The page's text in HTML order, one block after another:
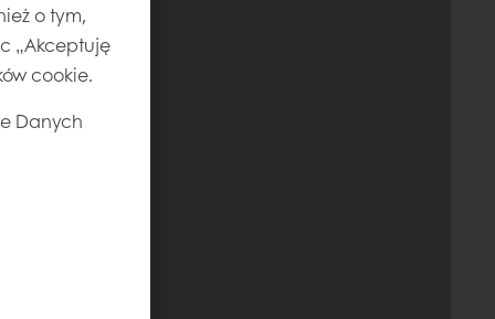
o tym,
„Akceptuję
cookie.
Danych